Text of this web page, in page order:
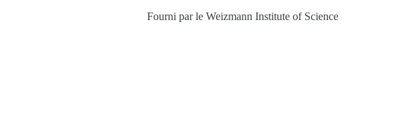
Fourni par le Weizmann Institute of Science